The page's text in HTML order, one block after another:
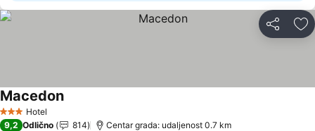
Deli
3 Zvezdice
Hotel
Macedon
9,2 Odlično 814 Centar grada: udaljenost 0.7 km